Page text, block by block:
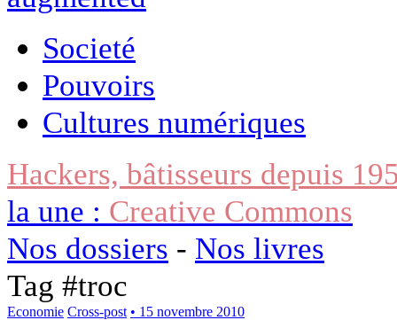
Societé
Pouvoirs
Cultures numériques
Hackers, bâtisseurs depuis
la une : Creative Commons
Nos dossiers - Nos livres
Tag #troc
Economie Cross-post • 15 novembre 2010